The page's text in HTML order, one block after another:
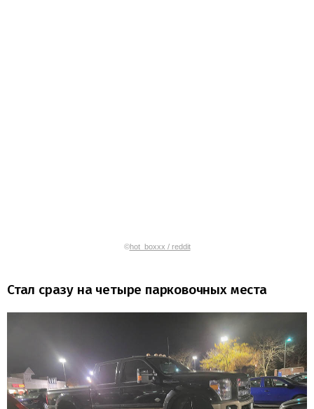
©hot_boxxx / reddit
Стал сразу на четыре парковочных места